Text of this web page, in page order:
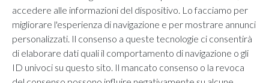
accedere alle informazioni del dispositivo. Lo facciamo per
migliorare l'esperienza di navigazione e per mostrare annunci
personalizzati. Il consenso a queste tecnologie ci consentirà
di elaborare dati quali il comportamento di navigazione o gli
ID univoci su questo sito. Il mancato consenso o la revoca
RESI E RIMBORSI
REGOLAMENTO LOYALTY
CONTATTACI